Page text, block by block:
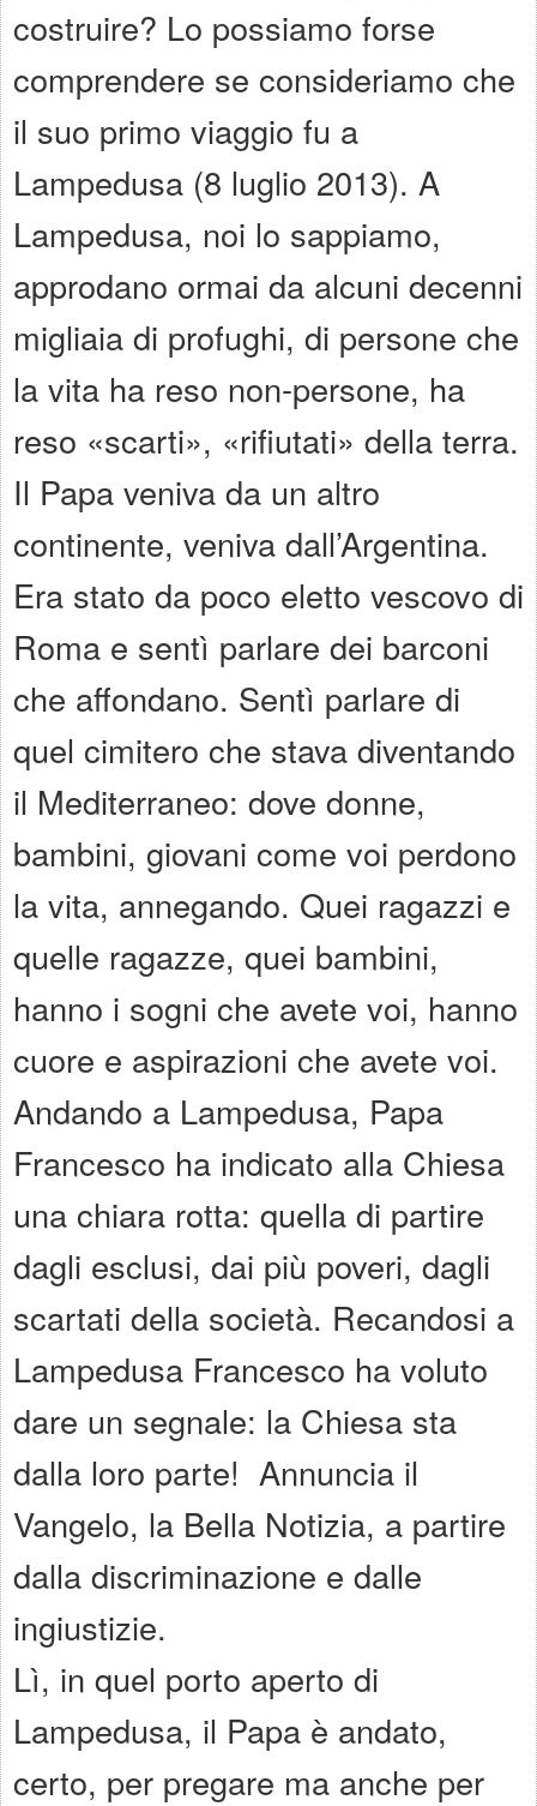
costruire? Lo possiamo forse
comprendere se consideriamo che
il suo primo viaggio fu a
Lampedusa (8 luglio 2013). A
Lampedusa, noi lo sappiamo,
approdano ormai da alcuni decenni
migliaia di profughi, di persone che
la vita ha reso non-persone, ha
reso «scarti», «rifiutati» della terra.
Il Papa veniva da un altro
continente, veniva dall’Argentina.
Era stato da poco eletto vescovo di
Roma e sentì parlare dei barconi
che affondano. Sentì parlare di
quel cimitero che stava diventando
il Mediterraneo: dove donne,
bambini, giovani come voi perdono
la vita, annegando. Quei ragazzi e
quelle ragazze, quei bambini,
hanno i sogni che avete voi, hanno
cuore e aspirazioni che avete voi.
Andando a Lampedusa, Papa
Francesco ha indicato alla Chiesa
una chiara rotta: quella di partire
dagli esclusi, dai più poveri, dagli
scartati della società. Recandosi a
Lampedusa Francesco ha voluto
dare un segnale: la Chiesa sta
dalla loro parte! Annuncia il
Vangelo, la Bella Notizia, a partire
dalla discriminazione e dalle
ingiustizie.
Lì, in quel porto aperto di
Lampedusa, il Papa è andato,
certo, per pregare ma anche per